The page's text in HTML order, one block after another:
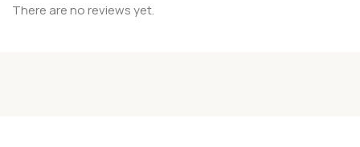
There are no reviews yet.